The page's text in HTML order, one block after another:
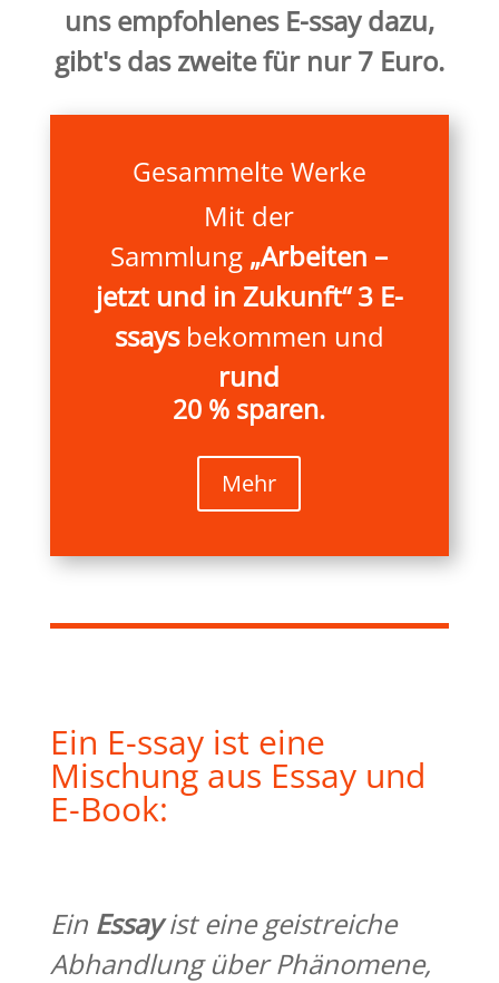
uns empfohlenes E-ssay dazu,
gibt's das zweite für nur 7 Euro.
Gesammelte Werke
Mit der
Sammlung „Arbeiten –
jetzt und in Zukunft“3 E-
ssays bekommen und
rund
20 % sparen.
Mehr
Ein E-ssay ist eine
Mischung aus Essay und
E-Book:
Ein Essayist eine geistreiche
Abhandlung über Phänomene,